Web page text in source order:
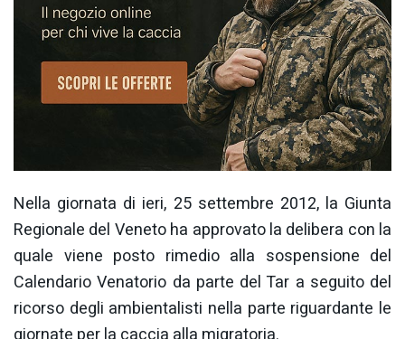
Nella giornata di ieri, 25 settembre 2012, la Giunta
Regionale del Veneto ha approvato la delibera con la
quale viene posto rimedio alla sospensione del
Calendario Venatorio da parte del Tar a seguito del
ricorso degli ambientalisti nella parte riguardante le